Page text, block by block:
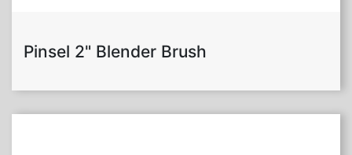
Pinsel 2" Blender Brush